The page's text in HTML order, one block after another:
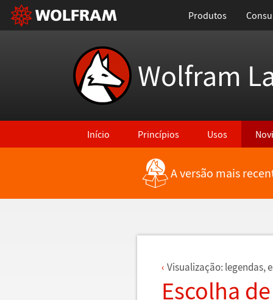
Produtos
Wolfram
Início Princípios Usos
Voltar para Últimas Novidades
A versão mais
Visualização: legendas,
Escolha